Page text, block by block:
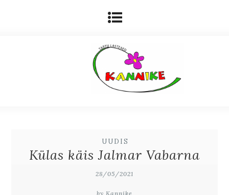
UUDIS
Külas käis Jalmar Vabarna
28/05/2021
by Kannike